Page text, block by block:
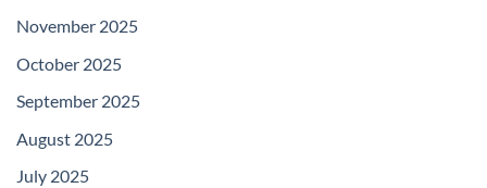
November 2025
October 2025
September 2025
August 2025
July 2025